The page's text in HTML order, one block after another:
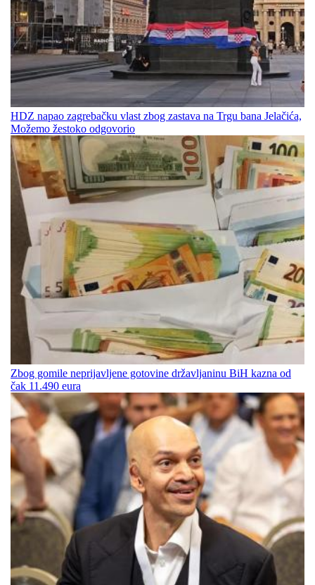
HDZ napao zagrebačku vlast zbog zastava na Trgu bana Jelačića,
Možemo žestoko odgovorio
Zbog gomile neprijavljene gotovine državljaninu BiH kazna od
čak 11.490 eura